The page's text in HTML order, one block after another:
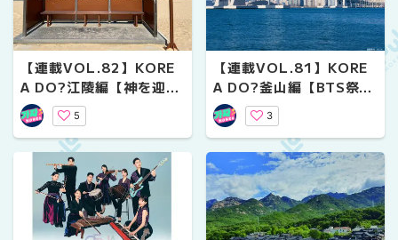
【連載VOL.82】KORE
A DO?江陵編【神を迎
え、人をつなぐ時間 ―
江陵端午祭 】
5
【連載VOL.81】KORE
A DO?釜山編【BTS祭り
だった6月の釜山】
3